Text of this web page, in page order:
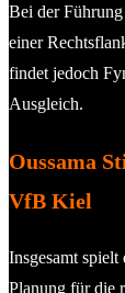
Bei der
einer
findet jedoch
Ausgleich.
Oussama
VfB Kiel
Insgesamt
Planung für die